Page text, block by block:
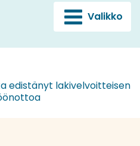
Valikko
edistänyt lakivelvoitteisen